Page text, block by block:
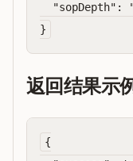
"sopDepth":
返回结果示
{